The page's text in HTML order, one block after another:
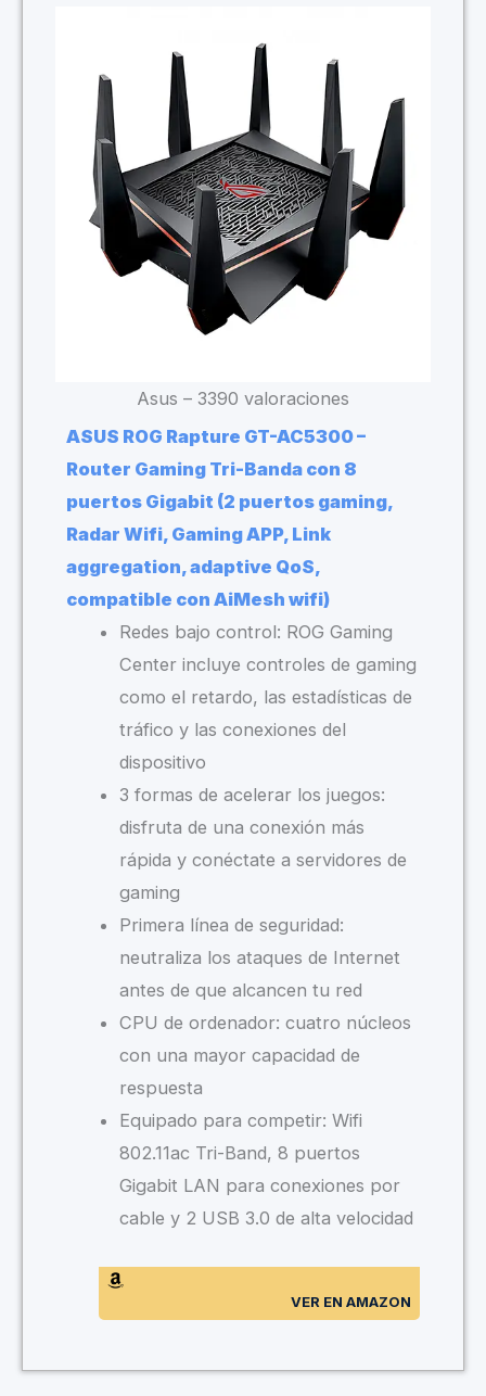
Asus – 3390 valoraciones
ASUS ROG Rapture GT-AC5300 –
Router Gaming Tri-Banda con 8
puertos Gigabit (2 puertos gaming,
Radar Wifi, Gaming APP, Link
aggregation, adaptive QoS,
compatible con AiMesh wifi)
Redes bajo control: ROG Gaming
Center incluye controles de gaming
como el retardo, las estadísticas de
tráfico y las conexiones del
dispositivo
3 formas de acelerar los juegos:
disfruta de una conexión más
rápida y conéctate a servidores de
gaming
Primera línea de seguridad:
neutraliza los ataques de Internet
antes de que alcancen tu red
CPU de ordenador: cuatro núcleos
con una mayor capacidad de
respuesta
Equipado para competir: Wifi
802.11ac Tri-Band, 8 puertos
Gigabit LAN para conexiones por
cable y 2 USB 3.0 de alta velocidad
VER EN AMAZON